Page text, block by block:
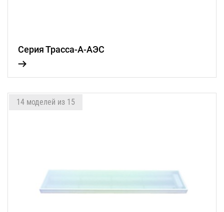
Серия Трасса-А-АЭС
14 моделей из 15